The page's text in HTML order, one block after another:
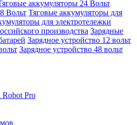
аккумуляторы 24 Вольт
Вольт Тяговые аккумуляторы для
для электротележки
производства Зарядные
Зарядное устройство 12 вольт
Зарядное устройство 48 вольт
Pro